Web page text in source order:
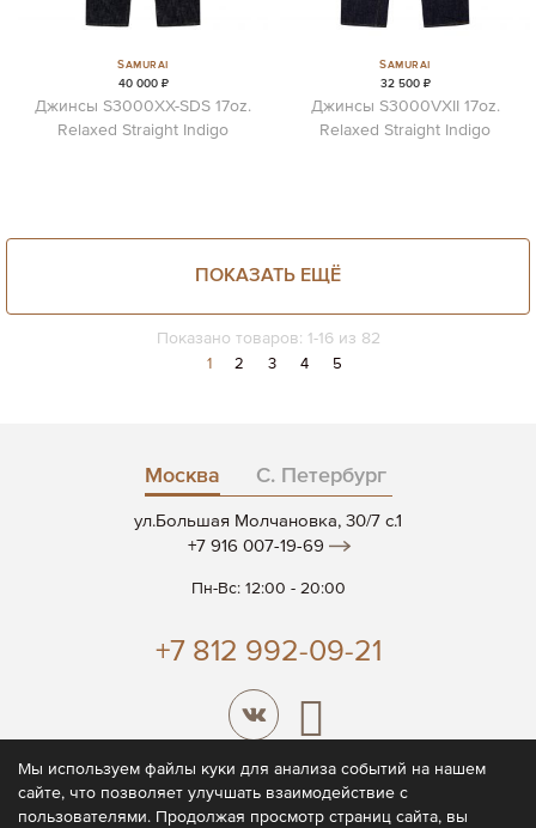
Samurai
40 000 ₽
Джинсы S3000XX-SDS 17oz.
Relaxed Straight Indigo
Samurai
32 500 ₽
Джинсы S3000VXII 17oz.
Relaxed Straight Indigo
ПОКАЗАТЬ ЕЩЁ
Показано товаров: 1-16из 82
Вы
1 Страница
2 Страница
3 Страница
4 Страница
5
Москва С. Петербург
ул.Большая Молчановка, 30/7 c.1
+7 916 007-19-69
Пн-Вс: 12:00 - 20:00
+7 812 992-09-21
Мы используем файлы куки для анализа событий на нашем
сайте, что позволяет улучшать взаимодействие с
пользователями. Продолжая просмотр страниц сайта, вы